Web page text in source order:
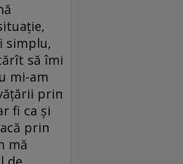
simplu,
să îmi
mi-am
prin
fi ca şi
prin
mă